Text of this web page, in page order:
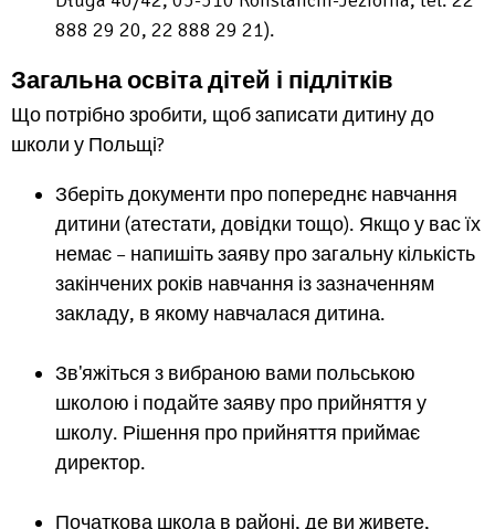
888 29 20, 22 888 29 21).
Загальна освіта дітей і підлітків
Що потрібно зробити, щоб записати дитину до
школи у Польщі?
Зберіть документи про попереднє навчання
дитини (атестати, довідки тощо). Якщо у вас їх
немає – напишіть заяву про загальну кількість
закінчених років навчання із зазначенням
закладу, в якому навчалася дитина.
Зв'яжіться з вибраною вами польською
школою і подайте заяву про прийняття у
школу. Рішення про прийняття приймає
директор.
Початкова школа в районі, де ви живете,